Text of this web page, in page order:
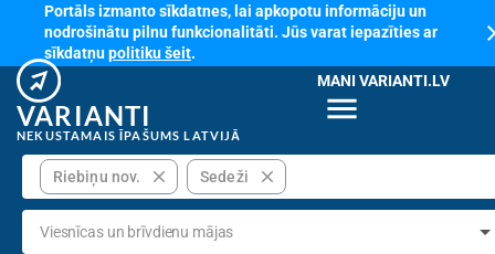
Portāls izmanto sīkdatnes, lai apkopotu informāciju un
nodrošinātu pilnu funkcionalitāti. Jūs varat iepazīties ar
sīkdatņupolitiku šeit.
VARIANTI
NEKUSTAMAIS ĪPAŠUMS LATVIJĀ
MANI VARIANTI.LV
menu
Riebiņu nov. close Sedeži close
Viesnīcas un brīvdienu mājas